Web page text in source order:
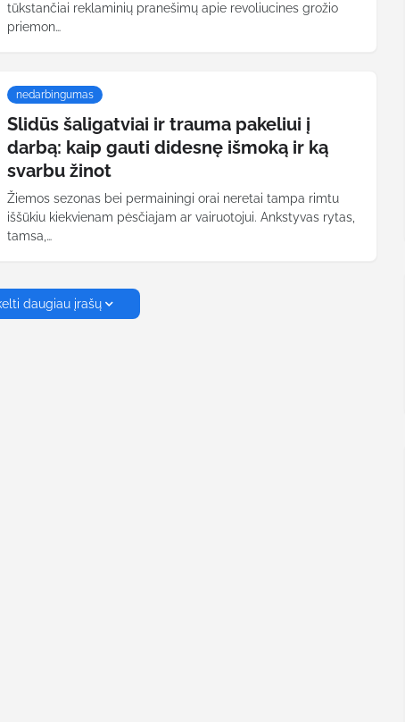
tūkstančiai reklaminių pranešimų apie revoliucines grožio
priemon…
nedarbingumas
Slidūs šaligatviai ir trauma pakeliui į
darbą: kaip gauti didesnę išmoką ir ką
svarbu žinot
Žiemos sezonas bei permainingi orai neretai tampa rimtu
iššūkiu kiekvienam pėsčiajam ar vairuotojui. Ankstyvas rytas,
tamsa,…
daugiau įrašų